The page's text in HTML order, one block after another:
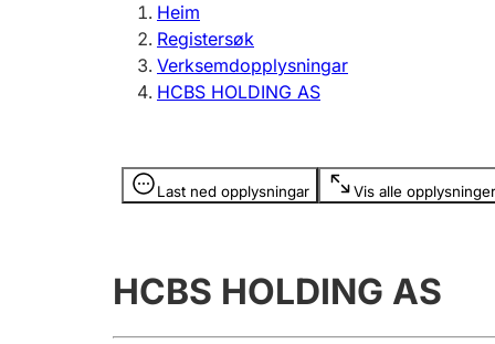
Registrere, endre, slette
Heim
Registersøk
Verksemdopplysningar
HCBS HOLDING AS
Last ned opplysningar Vis alle opplysninger
Opplysninger er skjult
HCBS HOLDING AS